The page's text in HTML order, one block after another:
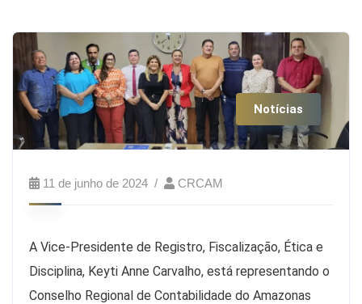
Notícias
11 de junho de 2024 CRCAM
A Vice-Presidente de Registro, Fiscalização, Ética e
Disciplina, Keyti Anne Carvalho, está representando o
Conselho Regional de Contabilidade do Amazonas